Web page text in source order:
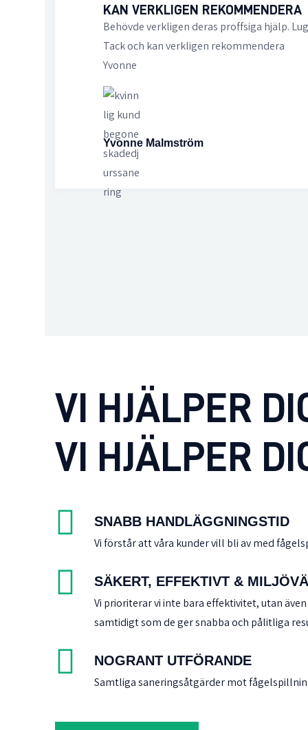
KAN VERKLIGEN REKOMMENDERA
Behövde verkligen deras proffsiga hjälp.
Tack och kan verkligen rekommendera
Yvonne
Yvonne Malmström
VI HJÄLPER
VI HJÄLPER
SNABB HANDLÄGGNINGSTID
Vi förstår att våra kunder vill bli av med
SÄKERT, EFFEKTIVT &
Vi prioriterar vi inte bara effektivitet, utan
samtidigt som de ger snabba och pålitliga
NOGRANT UTFÖRANDE
Samtliga saneringsåtgärder mot